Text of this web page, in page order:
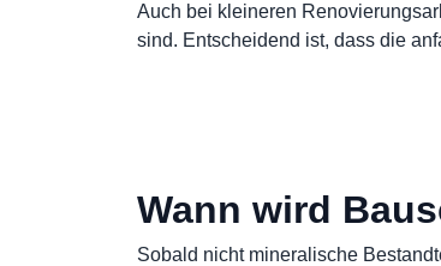
Auch bei kleineren
sind. Entscheidend ist, dass die
Wann wird
Sobald nicht mineralische